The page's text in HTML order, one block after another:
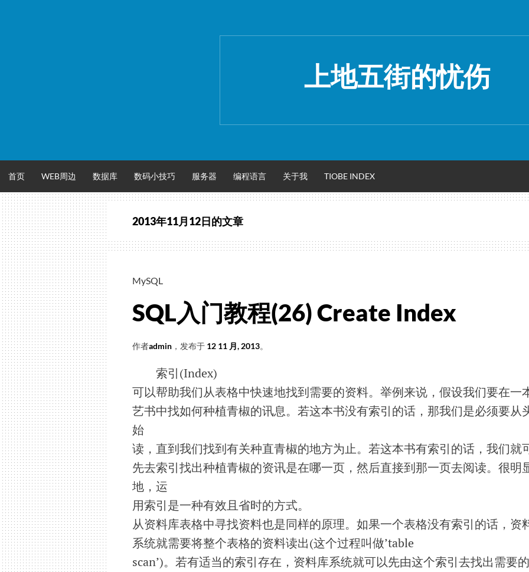
上地五街的忧伤
首页 WEB周边 数据库 数码小技巧 服务器 编程语言 关于我 TIOBE INDEX
2013年11月12日的文章
MySQL
SQL入门教程(26) Create Index
作者admin ，发布于 12 11 月, 2013。
索引(Index)
可以帮助我们从表格中快速地找到需要的资料。举例来说，假设我们要在一
艺书中找如何种植青椒的讯息。若这本书没有索引的话，那我们是必须要从
始
读，直到我们找到有关种直青椒的地方为止。若这本书有索引的话，我们就
先去索引找出种植青椒的资讯是在哪一页，然后直接到那一页去阅读。很明
地，运
用索引是一种有效且省时的方式。
从资料库表格中寻找资料也是同样的原理。如果一个表格没有索引的话，资
系统就需要将整个表格的资料读出(这个过程叫做’table
scan’)。若有适当的索引存在，资料库系统就可以先由这个索引去找出需要